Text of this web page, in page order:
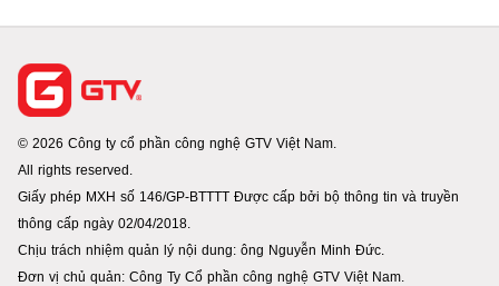
© 2026 Công ty cổ phần công nghệ GTV Việt Nam.
All rights reserved.
Giấy phép MXH số 146/GP-BTTTT Được cấp bởi bộ thông tin và truyền
thông cấp ngày 02/04/2018.
Chịu trách nhiệm quản lý nội dung: ông Nguyễn Minh Đức.
Đơn vị chủ quản: Công Ty Cổ phần công nghệ GTV Việt Nam.